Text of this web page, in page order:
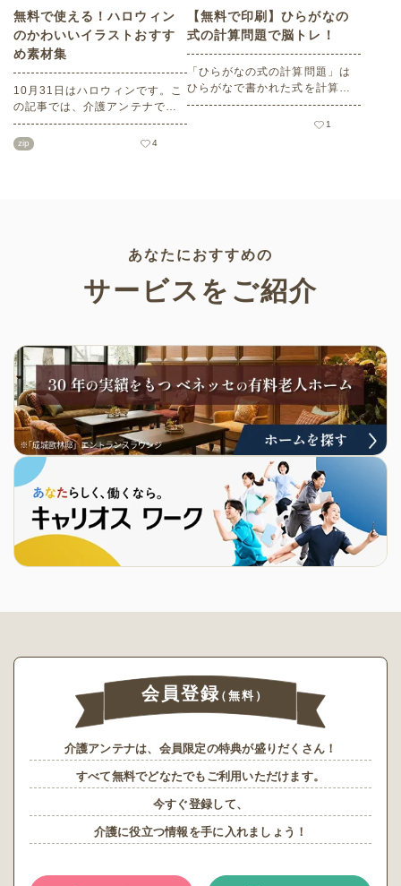
無料で使える！ハロウィン
のかわいいイラストおすす
め素材集
10月31日はハロウィンです。こ
の記事では、介護アンテナで扱
う高齢者向けイラスト素材か
ら、ハロウィンにちなんだおば
zip 4
【無料で印刷】ひらがなの
式の計算問題で脳トレ！
「ひらがなの式の計算問題」は
ひらがなで書かれた式を計算す
る問題です。想像力やワーキン
グメモリのトレーニングとして
1
あなたにおすすめの
サービスをご紹介
会員登録（無料）
介護アンテナは、会員限定の特典が盛りだくさん！
すべて無料でどなたでもご利用いただけます。
今すぐ登録して、
介護に役立つ情報を手に入れましょう！